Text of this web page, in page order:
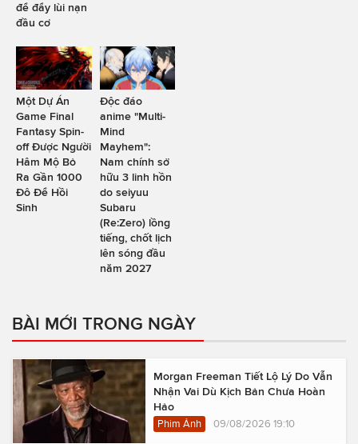
để đẩy lùi nạn
đầu cơ
Một Dự Án
Game Final
Fantasy Spin-
off Được Người
Hâm Mộ Bỏ
Ra Gần 1000
Đô Để Hồi
Sinh
Độc đáo
anime "Multi-
Mind
Mayhem":
Nam chính sở
hữu 3 linh hồn
do seiyuu
Subaru
(Re:Zero) lồng
tiếng, chốt lịch
lên sóng đầu
năm 2027
BÀI MỚI TRONG NGÀY
Morgan Freeman Tiết Lộ Lý Do Vẫn
Nhận Vai Dù Kịch Bản Chưa Hoàn
Hảo
Phim Ảnh 09/08/2026 19:10